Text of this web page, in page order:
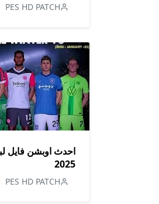
PES HD PATCH
2025
PES HD PATCH